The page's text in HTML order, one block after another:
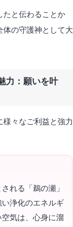
たと伝わることか
体の守護神として大
力：願いを叶
々なご利益と強力
れる「鵜の瀬」
浄化のエネルギ
気は、心身に溜